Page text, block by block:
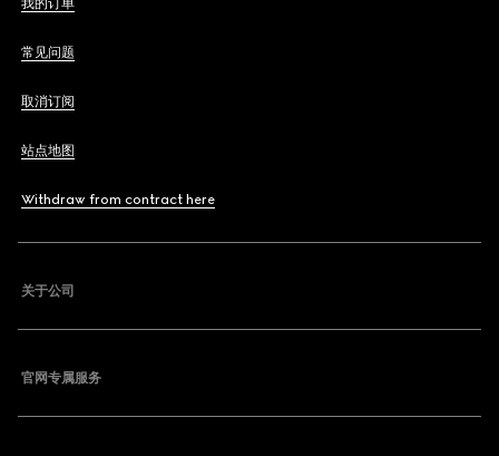
我的订单
常见问题
取消订阅
站点地图
Withdraw from contract here
关于公司
官网专属服务